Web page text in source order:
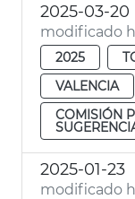
2025-03-20
modificado
2025
VALENCIA
COMISIÓN
2025-01-23
modificado